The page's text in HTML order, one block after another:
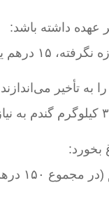
داشته باشد:
گندم بپردازند.
به تأخیر
بخورد: